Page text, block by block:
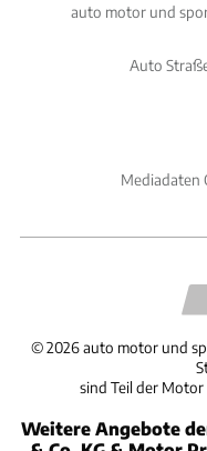
auto motor und
Auto
Mediadaten
©2026 auto motor und
sind Teil der Motor
Weitere Angebote